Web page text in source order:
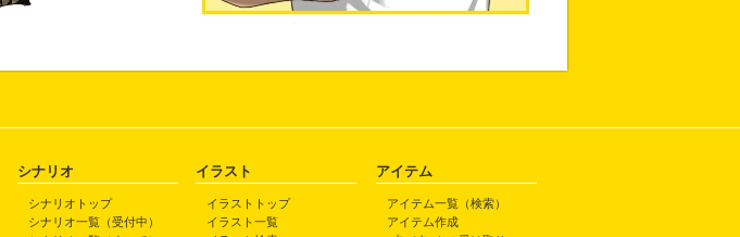
シナリオ
シナリオトップ
シナリオ一覧（受付中）
イラスト
イラストトップ
イラスト一覧
アイテム
アイテム一覧（検索）
アイテム作成